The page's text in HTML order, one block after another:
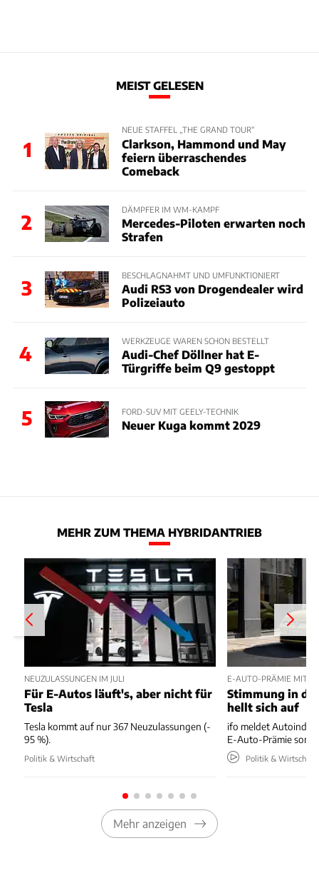
MEIST GELESEN
1
NEUE STAFFEL „THE GRAND TOUR“
Clarkson, Hammond und May
feiern überraschendes
Comeback
2
DÄMPFER IM WM-KAMPF
Mercedes-Piloten erwarten noch
Strafen
3
BESCHLAGNAHMT UND UMFUNKTIONIERT
Audi RS3 von Drogendealer wird
Polizeiauto
4
WERKZEUGE WAREN SCHON BESTELLT
Audi-Chef Döllner hat E-
Türgriffe beim Q9 gestoppt
5 FORD-SUV MIT GEELY-TECHNIK
Neuer Kuga kommt 2029
MEHR ZUM THEMA HYBRIDANTRIEB
NEUZULASSUNGEN IM JULI
Für E-Autos läuft's, aber nicht für
Tesla
Tesla kommt auf nur 367 Neuzulassungen (-
95 %).
Politik & Wirtschaft
E-AUTO-PRÄMIE MIT
Stimmung in
hellt sich auf
ifo meldet
E-Auto-Prämie
Politik & Wirtschaft
Mehr anzeigen